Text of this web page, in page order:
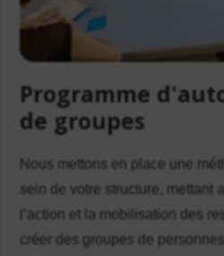
Programme
de groupes
Nous mettons en place une
sein de votre structure, mettant
l’action et la mobilisation des
créer des groupes de